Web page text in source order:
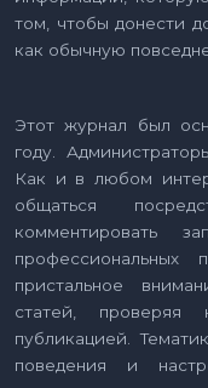
том, чтобы донести
как обычную
Этот журнал был
году.
Как и в любом
общаться
комментировать
профессиональных
пристальное
статей,
публикацией.
поведения и